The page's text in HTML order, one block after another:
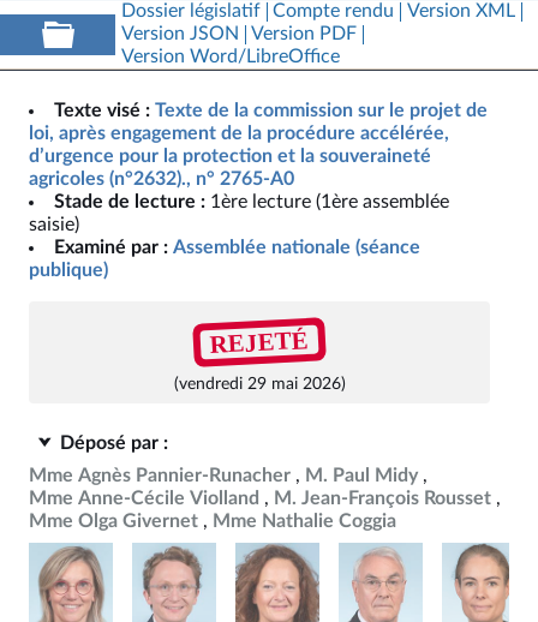
Dossier législatif Compte rendu
Version XML
Version JSON
Version PDF
Version Word/LibreOffice
Texte visé : Texte de la commission sur le projet de
loi, après engagement de la procédure accélérée,
d’urgence pour la protection et la souveraineté
agricoles (n°2632)., n° 2765-A0
Stade de lecture : 1ère lecture (1ère assemblée
saisie)
Examiné par : Assemblée nationale (séance
publique)
REJETÉ
(vendredi 29 mai 2026)
Déposé par :
Mme Agnès Pannier-Runacher
M. Paul Midy
Mme Anne-Cécile Violland
M. Jean-François Rousset
Mme Olga Givernet
Mme Nathalie Coggia